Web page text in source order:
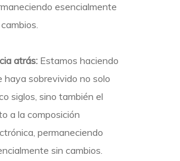
esencialmente
atrás: Estamos haciendo
haya sobrevivido no solo
siglos, sino también el
a la composición
permaneciendo
sin cambios.